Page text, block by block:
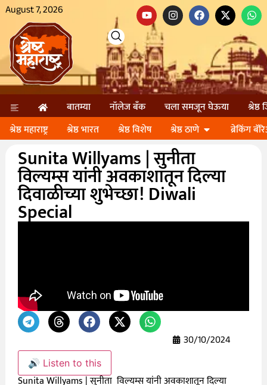
August 7, 2026
बातम्या नॉलेज बॅंक चला समजून घेऊया
श्रेष्ठ
श्रेष्ठ महाराष्ट्र
श्रेष्ठ भारत श्रेष्ठ विशेष श्रेष्ठ ठाणे ब्रेकिंग
Sunita Willyams | सुनीता
विल्यम्स यांनी अवकाशातून दिल्या
दिवाळीच्या शुभेच्छा! Diwali
Special
30/10/2024
🔊 Listen to this
Sunita Willyams | सुनीता विल्यम्स यांनी अवकाशातून दिल्या